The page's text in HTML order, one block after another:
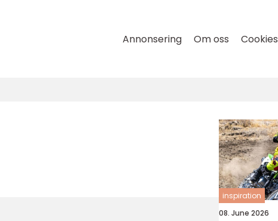
Annonsering Om oss Cookies
inspiration
08. June 2026